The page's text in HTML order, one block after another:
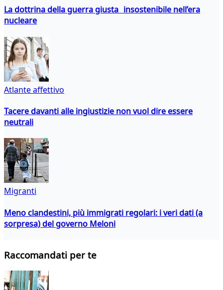
La dottrina della guerra giusta insostenibile nell’era
nucleare
Atlante affettivo
Tacere davanti alle ingiustizie non vuol dire essere
neutrali
Migranti
Meno clandestini, più immigrati regolari: i veri dati (a
sorpresa) del governo Meloni
Raccomandati per te